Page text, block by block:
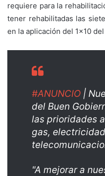
requiere para la
tener rehabilitadas las
en la aplicación del 1×10
#ANUNCIO |
del Buen
las prioridades
gas,
"A mejorar a